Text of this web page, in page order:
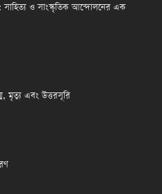
সাহিত্য ও সাংস্কৃতিক আন্দোলনের এক
মৃত্যু এবং উত্তরসূরি